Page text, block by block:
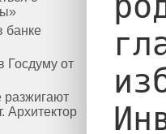
банке
Госдуму от
разжигают
Архитектор